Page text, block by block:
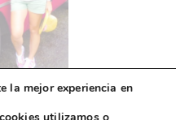
la mejor experiencia en